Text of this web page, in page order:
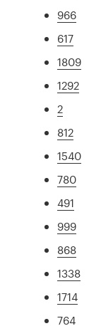
966
617
1809
1292
2
812
1540
780
491
999
868
1338
1714
764